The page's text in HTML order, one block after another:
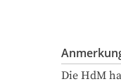
Die HdM